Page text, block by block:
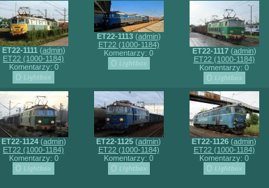
ET22-1111 (admin)
ET22 (1000-1184)
Komentarzy: 0
ET22-1113(admin)
ET22 (1000-1184)
Komentarzy: 0
ET22-1117(admin)
ET22 (1000-1184)
Komentarzy: 0
ET22-1124(admin)
ET22 (1000-1184)
Komentarzy: 0
ET22-1125 (admin)
ET22 (1000-1184)
Komentarzy: 0
ET22-1126 (admin)
ET22 (1000-1184)
Komentarzy: 0